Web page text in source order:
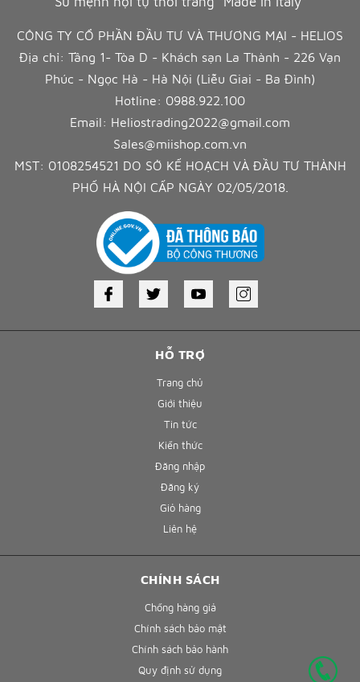
HỖ TRỢ
Trang chủ
Giới thiệu
Tin tức
Kiến thức
Đăng nhập
Đăng ký
Giỏ hàng
Liên hệ
CÔNG TY CỔ PHẦN ĐẦU TƯ VÀ THƯƠNG MẠI - HELIOS
Địa chỉ: Tầng 1- Tòa D - Khách sạn La Thành - 226 Vạn
Phúc - Ngọc Hà - Hà Nội (Liễu Giai - Ba Đình)
Hotline: 0988.922.100
Email: Heliostrading2022@gmail.com
Sales@miishop.com.vn
MST: 0108254521 DO SỞ KẾ HOẠCH VÀ ĐẦU TƯ THÀNH
PHỐ HÀ NỘI CẤP NGÀY 02/05/2018.
CHÍNH SÁCH
Chống hàng giả
Chính sách bảo mật
Chính sách bảo hành
Quy định sử dụng